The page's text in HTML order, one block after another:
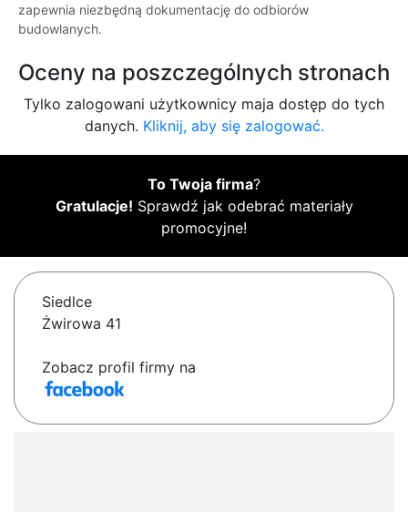
zapewnia niezbędną dokumentację do odbiorów
budowlanych.
Oceny na poszczególnych stronach
Tylko zalogowani użytkownicy maja dostęp do tych
danych. Kliknij, aby się zalogować.
To Twoja firma?
Gratulacje! Sprawdź jak odebrać materiały
promocyjne!
Siedlce
Żwirowa 41
Zobacz profil firmy na